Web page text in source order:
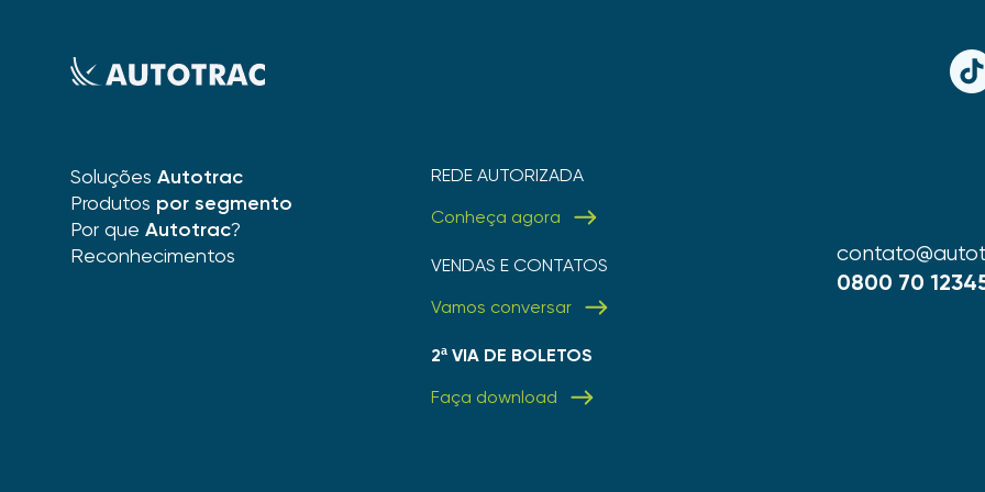
Soluções Autotrac
Produtos por segmento
Por que Autotrac?
Reconhecimentos
REDE AUTORIZADA
Conheça agora
VENDAS E CONTATOS
Vamos conversar
2ª VIA DE BOLETOS
Faça download
0800 70